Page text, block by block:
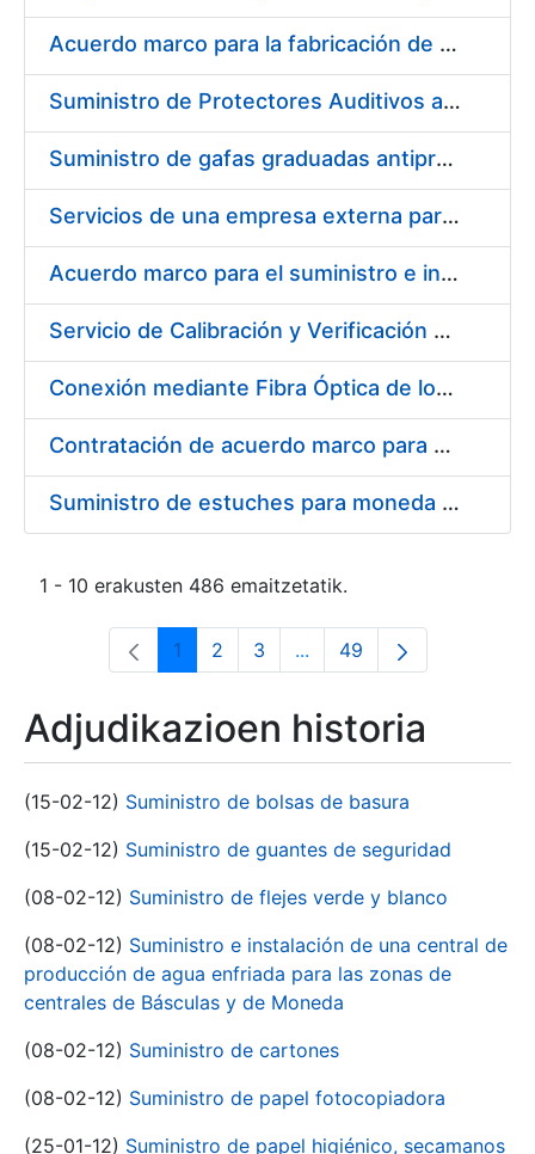
Erakutsi/Ezkutatu
Acuerdo marco para la fabricación de piezas
Suministro de Protectores Auditivos a medida para las personas trabajadoras de los Centros de Trabajo de Madrid y Burgos
Suministro de gafas graduadas antiproyecciones para los trabajadores de la FNMT-RCM en los centros de trabajo de Madrid y Burgos
Servicios de una empresa externa para el asesoramiento y resolución de los recursos de alzada que se presentan relacionados con procesos de selección para la FNMT-RCM
Acuerdo marco para el suministro e instalación de persianas, estores y otros complementos
Servicio de Calibración y Verificación Externa de los Equipos de Medición del Servicio de Prevención de la FNMT-RCM
Conexión mediante Fibra Óptica de los Centros de Proceso de Datos (CPDs) de las sedes de la FNMT-RCM de Burgos y Madrid
Contratación de acuerdo marco para el Suministro de Material de Electricidad para la Fábrica Nacional de Moneda y Timbre-Real Casa de la Moneda en su centro de trabajo de Burgos
Suministro de estuches para moneda de 30 €
1 - 10 erakusten 486 emaitzetatik.
Orrialdea
1 Orrialdea
2 Orrialdea
3 ...Intermediate Pages Use
Orrialdea
49
Adjudikazioen historia
(15-02-12) Suministro de bolsas de basura
(15-02-12) Suministro de guantes de seguridad
(08-02-12) Suministro de flejes verde y blanco
(08-02-12) Suministro e instalación de una central de
producción de agua enfriada para las zonas de
centrales de Básculas y de Moneda
(08-02-12) Suministro de cartones
(08-02-12) Suministro de papel fotocopiadora
(25-01-12) Suministro de papel higiénico, secamanos